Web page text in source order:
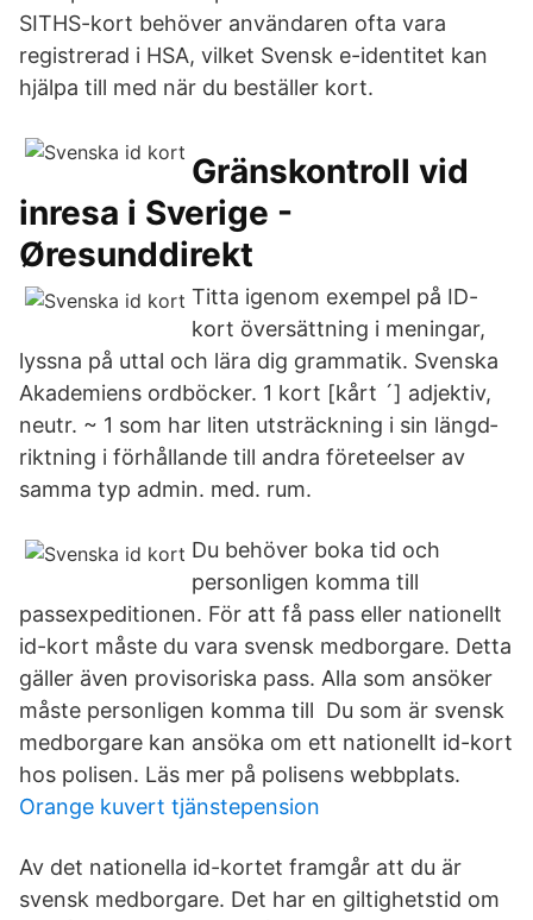
SITHS-kort behöver användaren ofta vara
registrerad i HSA, vilket Svensk e-identitet kan
hjälpa till med när du beställer kort.
Gränskontroll vid
inresa i Sverige -
Øresunddirekt
Titta igenom exempel på ID-
kort översättning i meningar,
lyssna på uttal och lära dig grammatik. Svenska
Akademiens ordböcker. 1 kort [kårt ´] adjektiv,
neutr. ~ 1 som har liten ut­sträckning i sin längd­
riktning i förhållande till an­dra före­teelser av
samma typ admin. med. rum.
Du behöver boka tid och
personligen komma till
passexpeditionen. För att få pass eller nationellt
id-kort måste du vara svensk medborgare. Detta
gäller även provisoriska pass. Alla som ansöker
måste personligen komma till Du som är svensk
medborgare kan ansöka om ett nationellt id-kort
hos polisen. Läs mer på polisens webbplats.
Orange kuvert tjänstepension
Av det nationella id-kortet framgår att du är
svensk medborgare. Det har en giltighetstid om